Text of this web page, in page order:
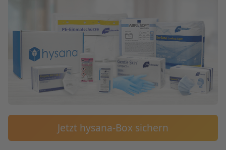
Jetzt hysana-Box sichern